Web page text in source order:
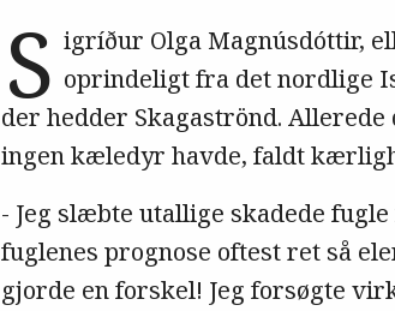
S igríður Olga Magnúsdóttir,
oprindeligt fra det nordlige
der hedder Skagaströnd.
ingen kæledyr havde, faldt
- Jeg slæbte utallige skadede
fuglenes prognose oftest ret så
gjorde en forskel! Jeg forsøgte